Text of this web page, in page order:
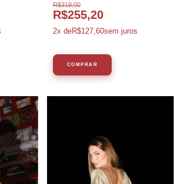
R$319,00
R$255,20
2x deR$127,60sem juros
COMPRAR